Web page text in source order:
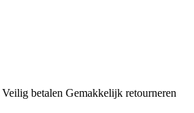
Veilig betalen Gemakkelijk retourneren